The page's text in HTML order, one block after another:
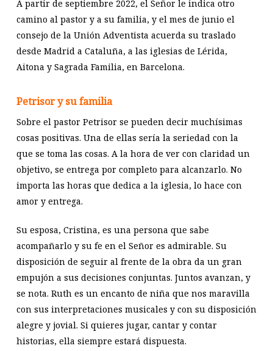
A partir de septiembre 2022, el Señor le indica otro
camino al pastor y a su familia, y el mes de junio el
consejo de la Unión Adventista acuerda su traslado
desde Madrid a Cataluña, a las iglesias de Lérida,
Aitona y Sagrada Familia, en Barcelona.
Petrisor y su familia
Sobre el pastor Petrisor se pueden decir muchísimas
cosas positivas. Una de ellas sería la seriedad con la
que se toma las cosas. A la hora de ver con claridad un
objetivo, se entrega por completo para alcanzarlo. No
importa las horas que dedica a la iglesia, lo hace con
amor y entrega.
Su esposa, Cristina, es una persona que sabe
acompañarlo y su fe en el Señor es admirable. Su
disposición de seguir al frente de la obra da un gran
empujón a sus decisiones conjuntas. Juntos avanzan, y
se nota. Ruth es un encanto de niña que nos maravilla
con sus interpretaciones musicales y con su disposición
alegre y jovial. Si quieres jugar, cantar y contar
historias, ella siempre estará dispuesta.